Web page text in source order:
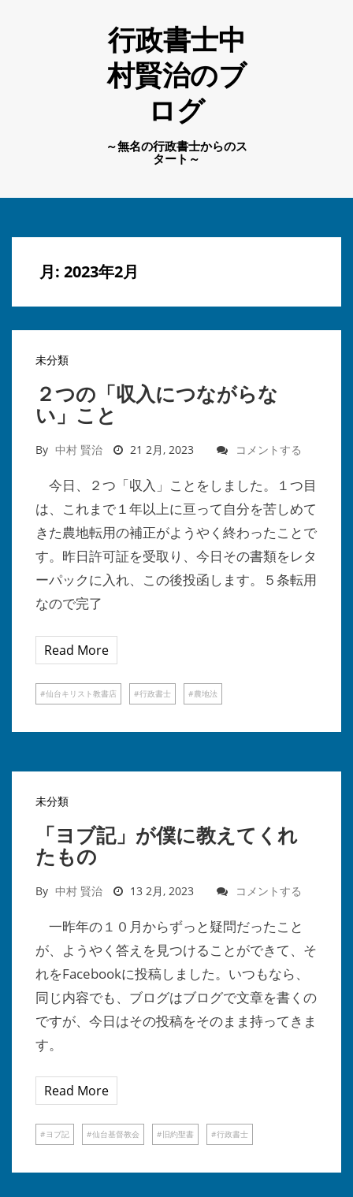
行政書士中
村賢治のブ
ログ
～無名の行政書士からのス
タート～
月: 2023年2月
未分類
２つの「収入につながらな
い」こと
By 中村 賢治 21 2月, 2023 コメントする
今日、２つ「収入」ことをしました。１つ目
は、これまで１年以上に亘って自分を苦しめて
きた農地転用の補正がようやく終わったことで
す。昨日許可証を受取り、今日その書類をレタ
ーパックに入れ、この後投函します。５条転用
なので完了
Read More
仙台キリスト教書店 行政書士 農地法
未分類
「ヨブ記」が僕に教えてくれ
たもの
By 中村 賢治 13 2月, 2023 コメントする
一昨年の１０月からずっと疑問だったこと
が、ようやく答えを見つけることができて、そ
れをFacebookに投稿しました。いつもなら、
同じ内容でも、ブログはブログで文章を書くの
ですが、今日はその投稿をそのまま持ってきま
す。
Read More
ヨブ記 仙台基督教会 旧約聖書 行政書士